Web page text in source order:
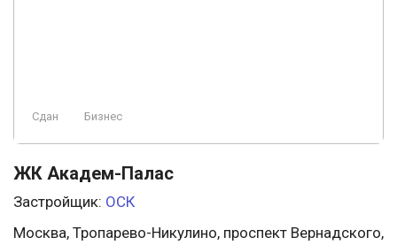
Сдан Бизнес
ЖК Академ-Палас
Застройщик: ОСК
Москва, Тропарево-Никулино, проспект Вернадского,